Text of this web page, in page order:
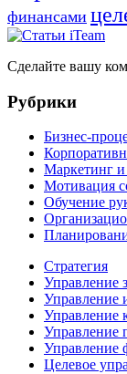
финансами
Сделайте вашу
Рубрики
Бизнес-
Маркетинг
Мотивация
Обучение
Стратегия
Управление
Управление
Управление
Управление
Управление
Целевое